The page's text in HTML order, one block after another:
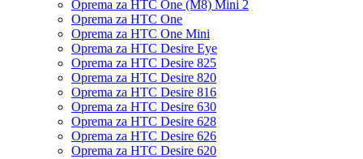
Oprema za HTC One (M8) Mini 2
Oprema za HTC One
Oprema za HTC One Mini
Oprema za HTC Desire Eye
Oprema za HTC Desire 825
Oprema za HTC Desire 820
Oprema za HTC Desire 816
Oprema za HTC Desire 630
Oprema za HTC Desire 628
Oprema za HTC Desire 626
Oprema za HTC Desire 620